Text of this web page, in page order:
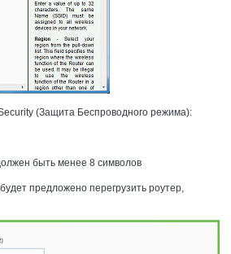
(Защита Беспроводного режима):
быть менее 8 символов
предложено перегрузить роутер,